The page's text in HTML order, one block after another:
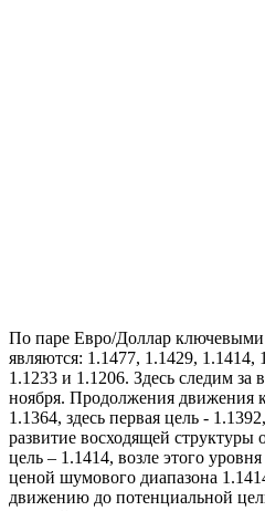
По паре Евро/Доллар
являются: 1.1477, 1.1429, 1.1414,
1.1233 и 1.1206. Здесь следим за
ноября. Продолжения движения
1.1364, здесь первая цель -
развитие восходящей структуры
цель – 1.1414, возле этого
ценой шумового диапазона
движению до потенциальной